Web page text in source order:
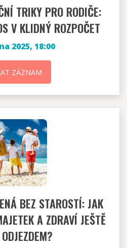
TRIKY PRO RODIČE:
V KLIDNÝ ROZPOČET
2025, 18:00
ZÁZNAM
BEZ STAROSTÍ: JAK
A ZDRAVÍ JEŠTĚ